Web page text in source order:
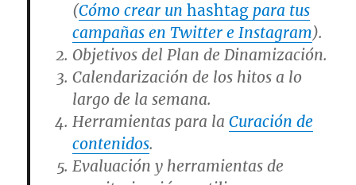
(Cómo crear un hashtagpara tus
campañas en Twitter e Instagram).
Objetivos del Plan de Dinamización.
Calendarización de los hitos a lo
largo de la semana.
Herramientas para la Curación de
contenidos.
Evaluación y herramientas de